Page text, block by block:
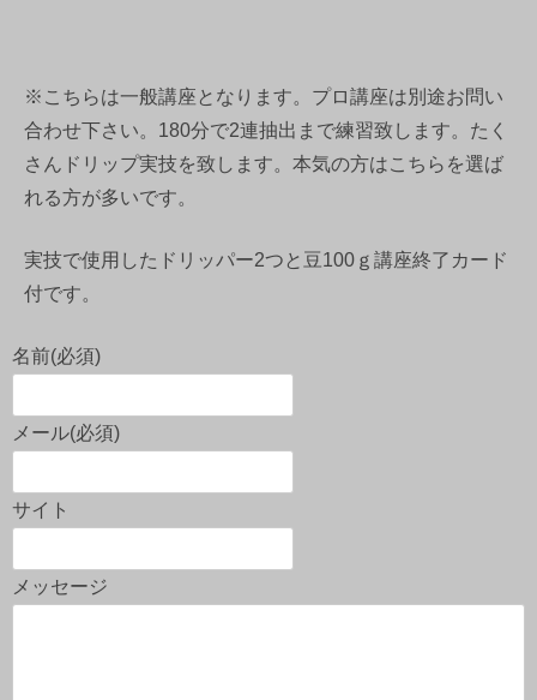
※こちらは一般講座となります。プロ講座は別途お問い
合わせ下さい。180分で2連抽出まで練習致します。たく
さんドリップ実技を致します。本気の方はこちらを選ば
れる方が多いです。
実技で使用したドリッパー2つと豆100ｇ講座終了カード
付です。
名前(必須)
メール(必須)
サイト
メッセージ